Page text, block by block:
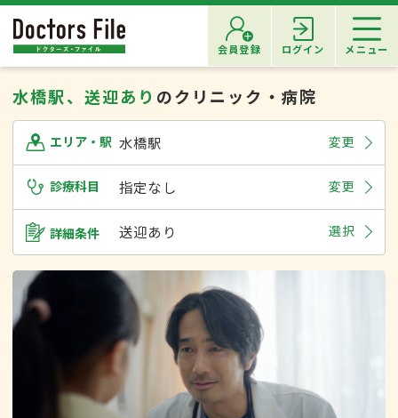
会員登録 ログイン メニュー
水橋駅、送迎あり のクリニック・病院
エリア・駅 水橋駅 変更
診療科目 指定なし 変更
詳細条件 送迎あり 選択